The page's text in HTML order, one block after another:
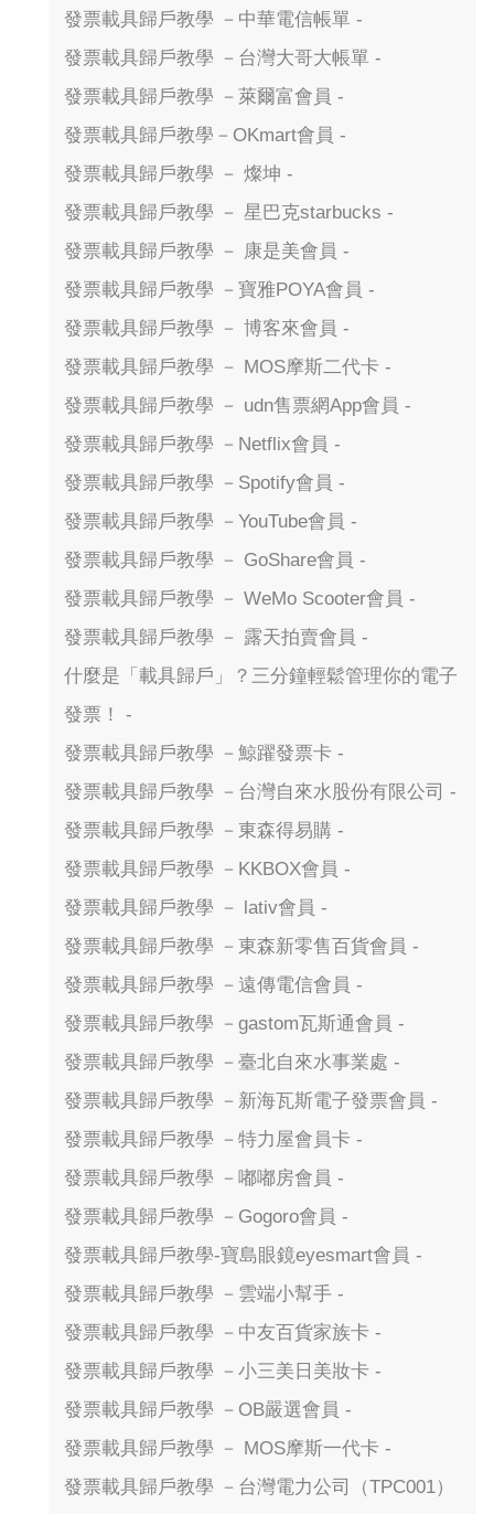
發票載具歸戶教學 －中華電信帳單 -
發票載具歸戶教學 －台灣大哥大帳單 -
發票載具歸戶教學 －萊爾富會員 -
發票載具歸戶教學－OKmart會員 -
發票載具歸戶教學 － 燦坤 -
發票載具歸戶教學 － 星巴克starbucks -
發票載具歸戶教學 － 康是美會員 -
發票載具歸戶教學 －寶雅POYA會員 -
發票載具歸戶教學 － 博客來會員 -
發票載具歸戶教學 － MOS摩斯二代卡 -
發票載具歸戶教學 － udn售票網App會員 -
發票載具歸戶教學 －Netflix會員 -
發票載具歸戶教學 －Spotify會員 -
發票載具歸戶教學 －YouTube會員 -
發票載具歸戶教學 － GoShare會員 -
發票載具歸戶教學 － WeMo Scooter會員 -
發票載具歸戶教學 － 露天拍賣會員 -
什麼是「載具歸戶」？三分鐘輕鬆管理你的電子
發票！ -
發票載具歸戶教學 －鯨躍發票卡 -
發票載具歸戶教學 －台灣自來水股份有限公司 -
發票載具歸戶教學 －東森得易購 -
發票載具歸戶教學 －KKBOX會員 -
發票載具歸戶教學 － lativ會員 -
發票載具歸戶教學 －東森新零售百貨會員 -
發票載具歸戶教學 －遠傳電信會員 -
發票載具歸戶教學 －gastom瓦斯通會員 -
發票載具歸戶教學 －臺北自來水事業處 -
發票載具歸戶教學 －新海瓦斯電子發票會員 -
發票載具歸戶教學 －特力屋會員卡 -
發票載具歸戶教學 －嘟嘟房會員 -
發票載具歸戶教學 －Gogoro會員 -
發票載具歸戶教學-寶島眼鏡eyesmart會員 -
發票載具歸戶教學 －雲端小幫手 -
發票載具歸戶教學 －中友百貨家族卡 -
發票載具歸戶教學 －小三美日美妝卡 -
發票載具歸戶教學 －OB嚴選會員 -
發票載具歸戶教學 － MOS摩斯一代卡 -
發票載具歸戶教學 －台灣電力公司（TPC001）